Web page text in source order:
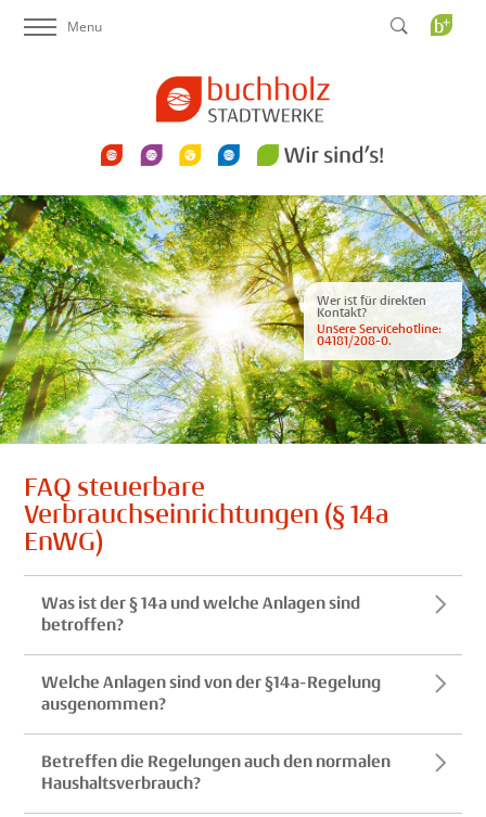
Menu
Wer ist für direkten
Kontakt?
Unsere Servicehotline:
04181/208-0.
FAQ steuerbare
Verbrauchseinrichtungen (§ 14a
EnWG)
Was ist der § 14a und welche Anlagen sind
betroffen?
Welche Anlagen sind von der §14a-Regelung
ausgenommen?
Betreffen die Regelungen auch den normalen
Haushaltsverbrauch?